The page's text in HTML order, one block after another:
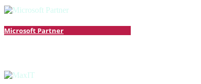
Microsoft Partner